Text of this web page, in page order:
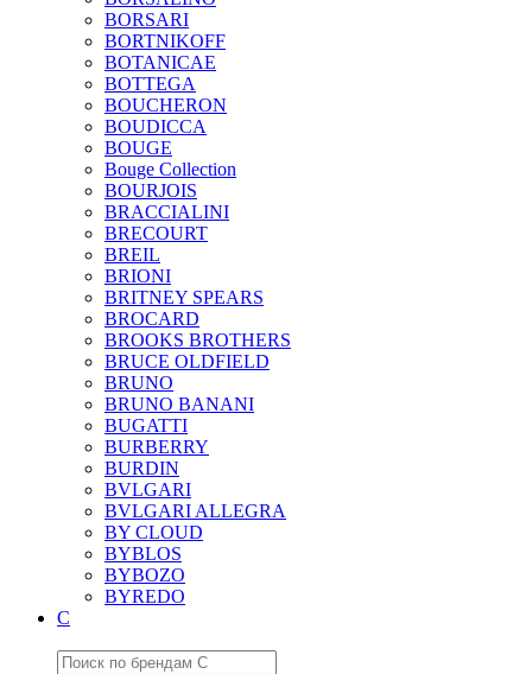
BORSARI
BORTNIKOFF
BOTANICAE
BOTTEGA
BOUCHERON
BOUDICCA
BOUGE
Bouge Collection
BOURJOIS
BRACCIALINI
BRECOURT
BREIL
BRIONI
BRITNEY SPEARS
BROCARD
BROOKS BROTHERS
BRUCE OLDFIELD
BRUNO
BRUNO BANANI
BUGATTI
BURBERRY
BURDIN
BVLGARI
BVLGARI ALLEGRA
BY CLOUD
BYBLOS
BYBOZO
BYREDO
C